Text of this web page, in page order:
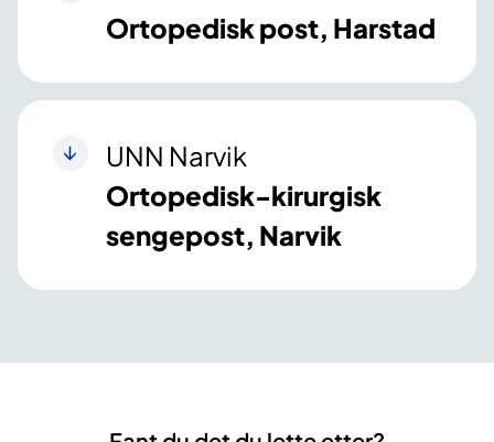
Ortopedisk post, Harstad
UNN Narvik
Ortopedisk-kirurgisk
sengepost, Narvik